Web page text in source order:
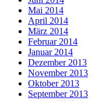
Mai 2014
April 2014
März 2014
Februar 2014
Januar 2014
Dezember 2013
November 2013
Oktober 2013
September 2013